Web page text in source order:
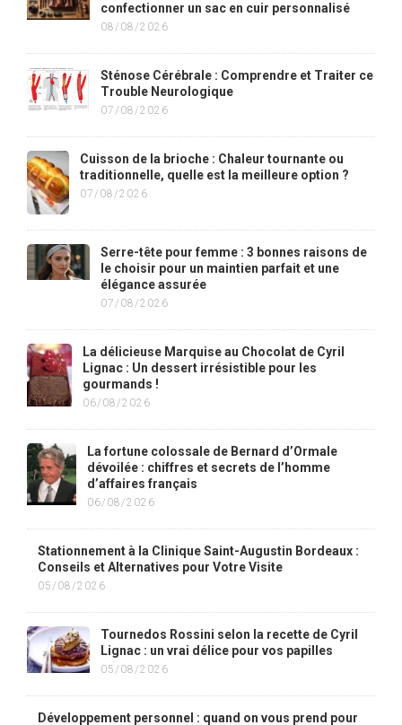
confectionner un sac en cuir personnalisé
08/08/2026
Sténose Cérébrale : Comprendre et Traiter ce
Trouble Neurologique
07/08/2026
Cuisson de la brioche : Chaleur tournante ou
traditionnelle, quelle est la meilleure option ?
07/08/2026
Serre-tête pour femme : 3 bonnes raisons de
le choisir pour un maintien parfait et une
élégance assurée
07/08/2026
La délicieuse Marquise au Chocolat de Cyril
Lignac : Un dessert irrésistible pour les
gourmands !
06/08/2026
La fortune colossale de Bernard d’Ormale
dévoilée : chiffres et secrets de l’homme
d’affaires français
06/08/2026
Stationnement à la Clinique Saint-Augustin Bordeaux :
Conseils et Alternatives pour Votre Visite
05/08/2026
Tournedos Rossini selon la recette de Cyril
Lignac : un vrai délice pour vos papilles
05/08/2026
Développement personnel : quand on vous prend pour